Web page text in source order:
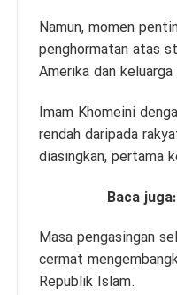
Namun, momen
penghormatan atas
Amerika dan
Imam Khomeini
rendah daripada
diasingkan, pertama
Baca juga:
Masa pengasingan
cermat
Republik Islam.